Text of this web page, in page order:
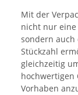
Mit der
nicht nur eine
sondern
Stückzahl
gleichzeitig
hochwertigen
Vorhaben